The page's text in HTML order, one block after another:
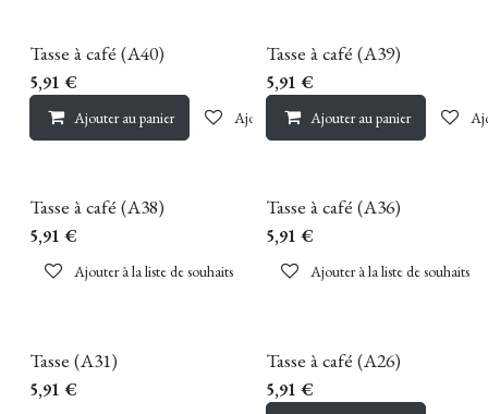
Tasse à café (A40)
5,91 €
Ajouter au panier Ajouter à la liste de souhaits
Tasse à café (A39)
5,91 €
Ajouter au panier
Tasse à café (A38)
5,91 €
Ajouter à la liste de souhaits
Tasse à café (A36)
5,91 €
Ajouter à la liste de souhaits
Tasse (A31)
5,91 €
Tasse à café (A26)
5,91 €